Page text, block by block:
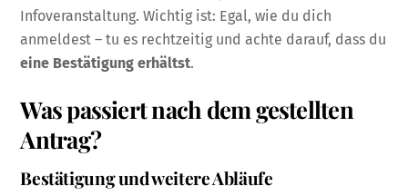
Infoveranstaltung. Wichtig ist: Egal, wie du dich
anmeldest – tu es rechtzeitig und achte darauf, dass du
eine Bestätigung erhältst.
Was passiert nach dem gestellten
Antrag?
Bestätigung und weitere Abläufe